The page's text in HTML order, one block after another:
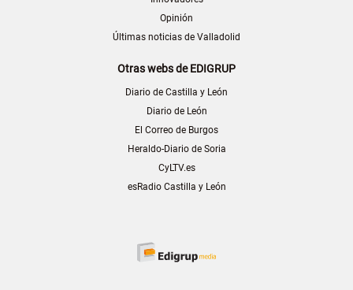
Opinión
Últimas noticias de Valladolid
Otras webs de EDIGRUP
Diario de Castilla y León
Diario de León
El Correo de Burgos
Heraldo-Diario de Soria
CyLTV.es
esRadio Castilla y León